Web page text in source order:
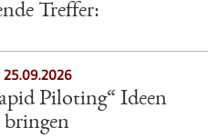
Treffer:
25.09.2026
Piloting“ Ideen
bringen